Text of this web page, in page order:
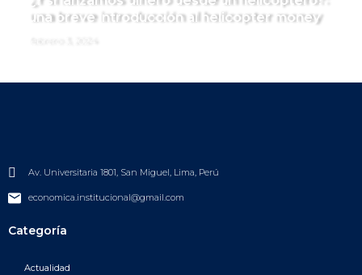
una breve introducción al helicopter money
Av. Universitaria 1801, San Miguel, Lima, Perú
economica.institucional@gmail.com
Categoría
Actualidad